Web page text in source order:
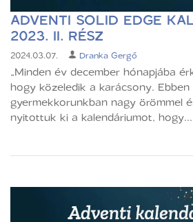
ADVENTI SOLID EDGE
2023. II. RÉSZ
2024.03.07. Dranka Gergő
„Minden év december hónapjába
hogy közeledik a karácsony.
gyermekkorunkban nagy örömmel
nyitottuk ki a kalendáriumot, hogy...